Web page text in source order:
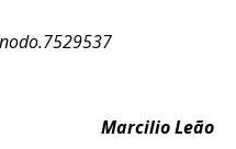
Marcilio Leão